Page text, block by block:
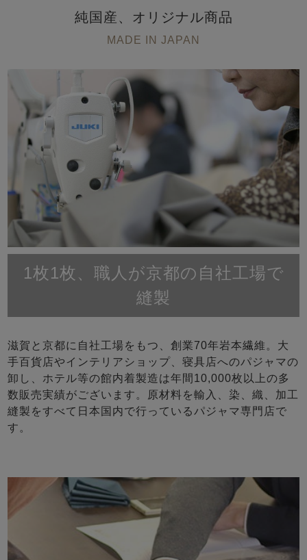
純国産、オリジナル商品
MADE IN JAPAN
1枚1枚、職人が京都の自社工場で
縫製
滋賀と京都に自社工場をもつ、創業70年岩本繊維。大
手百貨店やインテリアショップ、寝具店へのパジャマの
卸し、ホテル等の館内着製造は年間10,000枚以上の多
数販売実績がございます。原材料を輸入、染、織、加工
縫製をすべて日本国内で行っているパジャマ専門店で
す。